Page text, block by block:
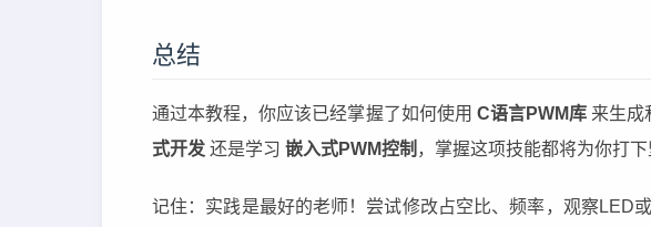
总结
通过本教程，你应该已经掌握了如何使用 C语言PWM库 来生成
式开发 还是学习 嵌入式PWM控制 ，掌握这项技能都将为你打下
记住：实践是最好的老师！尝试修改占空比、频率，观察LED